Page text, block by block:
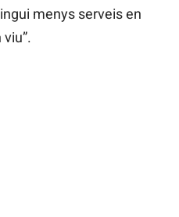
menys serveis en